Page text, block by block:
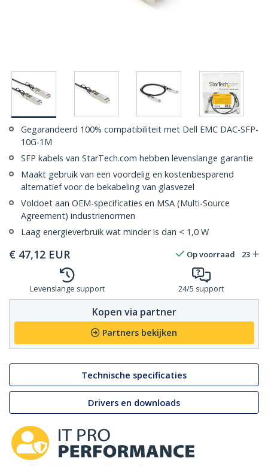
Gegarandeerd 100% compatibiliteit met Dell EMC DAC-SFP-
10G-1M
SFP kabels van StarTech.com hebben levenslange garantie
Maakt gebruik van een voordelig en kostenbesparend
alternatief voor de bekabeling van glasvezel
Voldoet aan OEM-specificaties en MSA (Multi-Source
Agreement) industrienormen
Laag energieverbruik wat minder is dan < 1,0 W
€ 47,12 EUR Op voorraad 23
Levenslange support 24/5 support
Kopen via partner
Partners bekijken
Technische specificaties
Drivers en downloads